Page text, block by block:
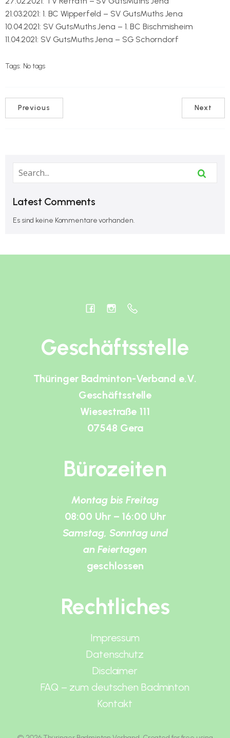
21.03.2021: 1. BC Wipperfeld – SV GutsMuths Jena
10.04.2021: SV GutsMuths Jena – 1. BC Bischmisheim
11.04.2021: SV GutsMuths Jena – SG Schorndorf
Tags: No tags
Previous Next
Latest Comments
Es sind keine Kommentare vorhanden.
Geschäftsstelle
Thüringer Badminton-Verband e.V.
Geschäftsstelle
Wiesestraße 111
07548 Gera
Bürozeiten
Montag bis Freitag
08:00 Uhr – 16:00 Uhr
Samstag, Sonntag und
an Feiertagen
geschlossen
Rechtliches
Impressum
Datenschutz
Disclaimer
FAQ – zum deutschen Badminton
Kontakt